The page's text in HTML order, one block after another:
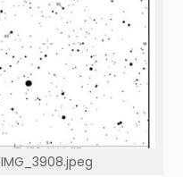
IMG_3908.jpeg